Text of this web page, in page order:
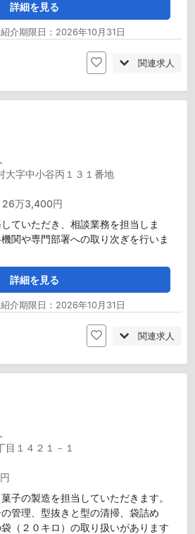
詳細を見る
介期限日：2026年10月31日
関連求人
大字中小谷丙１３１番地
万3,400円
ていただき、相談業務を担当しま
関や専門部署への取り次ぎを行いま
詳細を見る
介期限日：2026年10月31日
関連求人
１４２１－１
子の製造を担当していただきます。
管理、型抜きと型の清掃、袋詰め
（２０キロ）の取り扱いがあります